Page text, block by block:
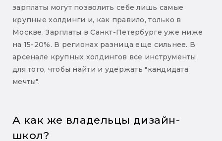
зарплаты могут позволить себе лишь самые
крупные холдинги и, как правило, только в
Москве. Зарплаты в Санкт-Петербурге уже ниже
на 15-20%. В регионах разница еще сильнее. В
арсенале крупных холдингов все инструменты
для того, чтобы найти и удержать "кандидата
мечты".
А как же владельцы дизайн-
школ?